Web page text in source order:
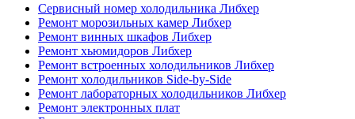
Сервисный номер холодильника Либхер
Ремонт морозильных камер Либхер
Ремонт винных шкафов Либхер
Ремонт хьюмидоров Либхер
Ремонт встроенных холодильников Либхер
Ремонт холодильников Side-by-Side
Ремонт лабораторных холодильников Либхер
Ремонт электронных плат